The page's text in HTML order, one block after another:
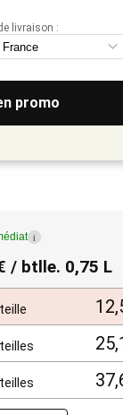
promo
livraison :
i
/ btlle. 0,75 L